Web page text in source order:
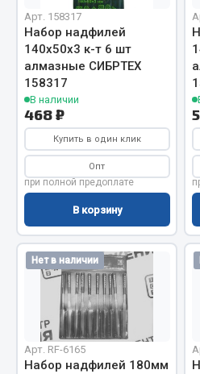
Вымпела
Показать ещё
Весь раздел
Смазочные материалы
Охладжающие жидкости
Технические жидкости
Весь раздел
МЕТИЗЫ
Болты
Гайки
Арт. 158317
Набор надфилей
140х50х3 к-т 6 шт
алмазные СИБРТЕХ
158317
В наличии
468 ₽
Купить в один клик
Опт
при полной предоплате
В корзину
Нет в наличии
Арт. RF-6165
Набор надфилей 180мм